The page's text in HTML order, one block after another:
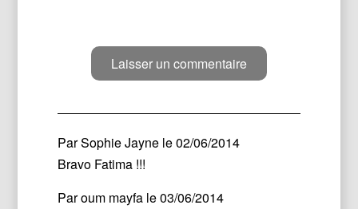
ParSophie Jayne le 02/06/2014
Bravo Fatima !!!
Paroum mayfa le 03/06/2014